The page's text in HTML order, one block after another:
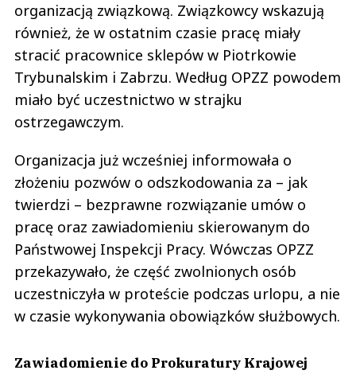
organizacją związkową. Związkowcy wskazują
również, że w ostatnim czasie pracę miały
stracić pracownice sklepów w Piotrkowie
Trybunalskim i Zabrzu. Według OPZZ powodem
miało być uczestnictwo w strajku
ostrzegawczym.
Organizacja już wcześniej informowała o
złożeniu pozwów o odszkodowania za – jak
twierdzi – bezprawne rozwiązanie umów o
pracę oraz zawiadomieniu skierowanym do
Państwowej Inspekcji Pracy. Wówczas OPZZ
przekazywało, że część zwolnionych osób
uczestniczyła w proteście podczas urlopu, a nie
w czasie wykonywania obowiązków służbowych.
Zawiadomienie do Prokuratury Krajowej